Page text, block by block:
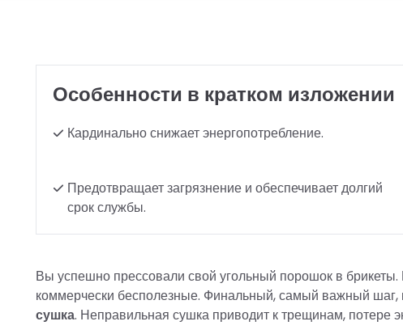
Особенности в кратком изложении
Кардинально снижает энергопотребление.
Предотвращает загрязнение и обеспечивает долгий
срок службы.
Вы успешно прессовали свой угольный порошок в
коммерчески бесполезные. Финальный, самый важный шаг,
сушка. Неправильная сушка приводит к трещинам, потере